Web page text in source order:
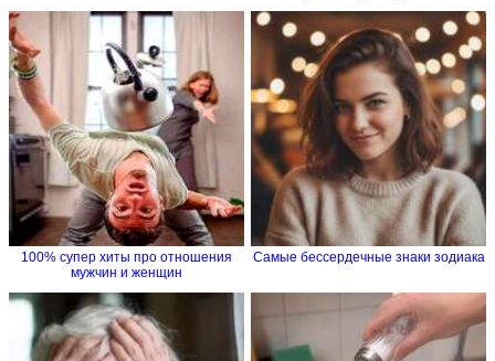
100% супер хиты про отношения
мужчин и женщин
Самые бессердечные знаки зодиака